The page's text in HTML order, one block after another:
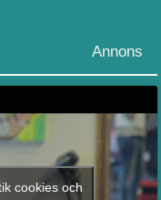
Annons
cookies och